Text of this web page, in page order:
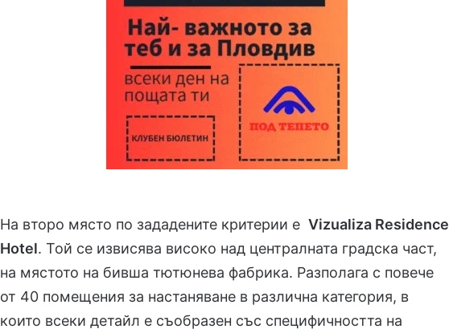
На второ място по зададените критерии еVizualiza Residence
Hotel. Той се извисява високо над централната градска част,
на мястото на бивша тютюнева фабрика. Разполага с повече
от 40 помещения за настаняване в различна категория, в
които всеки детайл е съобразен със специфичността на